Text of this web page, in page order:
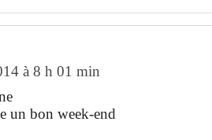
à 8 h 01 min
un bon week-end